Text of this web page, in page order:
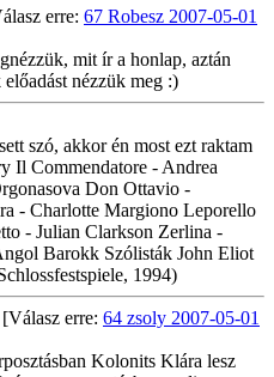
erre: 67 Robesz 2007-05-01
mit ír a honlap, aztán
nézzük meg :)
szó, akkor én most ezt raktam
Il Commendatore - Andrea
Don Ottavio -
- Charlotte Margiono Leporello
- Julian Clarkson Zerlina -
Barokk Szólisták John Eliot
1994)
[Válasz erre: 64 zsoly 2007-05-01
Kolonits Klára lesz